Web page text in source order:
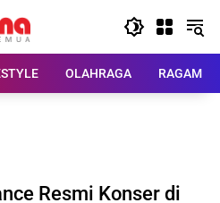
OLAHRAGA RAGAM
Resmi Konser di